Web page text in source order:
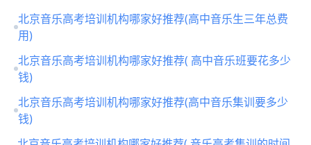
北京音乐高考培训机构哪家好推荐(高中音乐生三年总费
用)
北京音乐高考培训机构哪家好推荐( 高中音乐班要花多少
钱)
北京音乐高考培训机构哪家好推荐(高中音乐集训要多少
钱)